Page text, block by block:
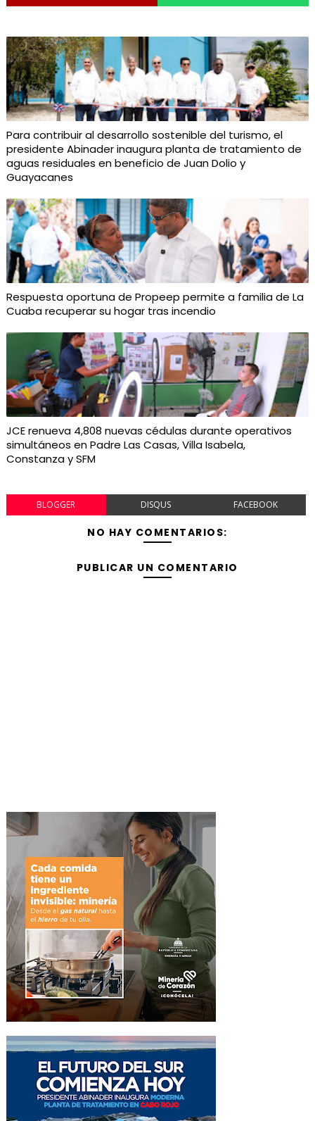
Para contribuir al desarrollo sostenible del turismo, el
presidente Abinader inaugura planta de tratamiento de
aguas residuales en beneficio de Juan Dolio y
Guayacanes
Respuesta oportuna de Propeep permite a familia de La
Cuaba recuperar su hogar tras incendio
JCE renueva 4,808 nuevas cédulas durante operativos
simultáneos en Padre Las Casas, Villa Isabela,
Constanza y SFM
BLOGGER DISQUS FACEBOOK
NO HAY COMENTARIOS:
PUBLICAR UN COMENTARIO